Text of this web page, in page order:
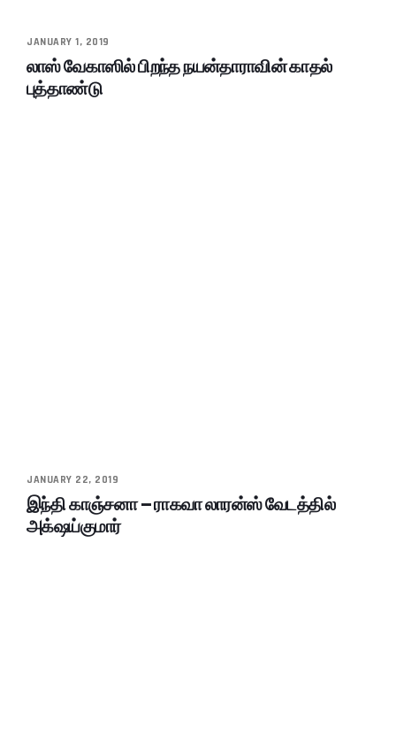
JANUARY 1, 2019
லாஸ் வேகாஸில் பிறந்த நயன்தாராவின் காதல்
புத்தாண்டு
JANUARY 22, 2019
இந்தி காஞ்சனா – ராகவா லாரன்ஸ் வேடத்தில்
அக்‌ஷய்குமார்